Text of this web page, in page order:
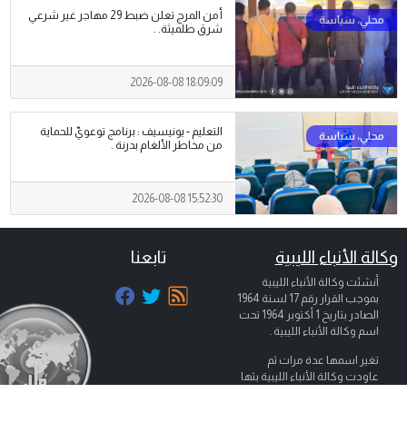
أمن المرج تعلن ضبط 29 مهاجر غير شرعي
شرق طلميثة. .
2026-08-08 18:09:09
التعليم - يونيسيف : برنامج توعويّ للحماية
من مخاطر الألغام بدرنة .
2026-08-08 15:52:30
وكالة الأنباء الليبية
أنشئت وكالة الأنباء الليبية
بموجب القرار رقم 17 لسنة 1964
الصادر بتاريخ 1 أكتوبر 1964
تحت
اسم وكالة الأنباء الليبية .
تغير اسمها عدة مرات ثم
عاودت وكالة الأنباء الليبية بثها
تابعنا